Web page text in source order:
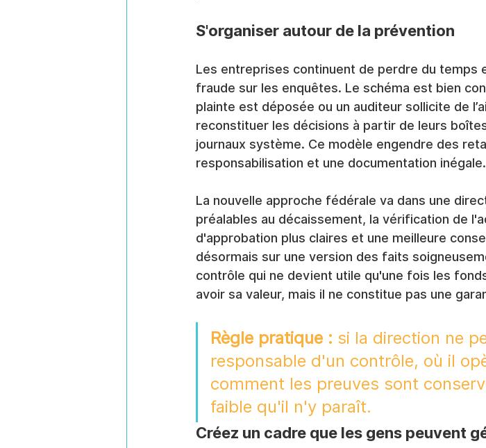
S'organiser autour de la prévention
Les entreprises continuent de perdre du temps
fraude sur les enquêtes. Le schéma est bien
plainte est déposée ou un auditeur sollicite de
reconstituer les décisions à partir de leurs
journaux système. Ce modèle engendre des
responsabilisation et une documentation inégale.
La nouvelle approche fédérale va dans une
préalables au décaissement, la vérification de
d'approbation plus claires et une meilleure
désormais sur une version des faits
contrôle qui ne devient utile qu'une fois les
avoir sa valeur, mais il ne constitue pas une
Règle pratique : si la direction ne
responsable d'un contrôle, où il
comment les preuves sont
faible qu'il n'y paraît.
Créez un cadre que les gens peuvent